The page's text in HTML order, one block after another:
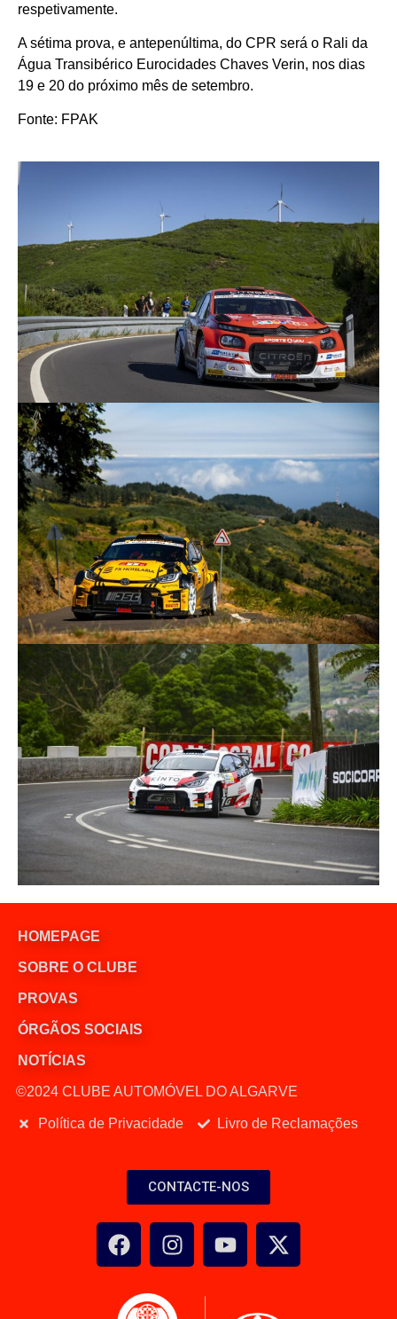
respetivamente.
A sétima prova, e antepenúltima, do CPR será o Rali da
Água Transibérico Eurocidades Chaves Verin, nos dias
19 e 20 do próximo mês de setembro.
Fonte: FPAK
HOMEPAGE
SOBRE O CLUBE
PROVAS
ÓRGÃOS SOCIAIS
NOTÍCIAS
©2024 CLUBE AUTOMÓVEL DO ALGARVE
Política de Privacidade Livro de Reclamações
CONTACTE-NOS